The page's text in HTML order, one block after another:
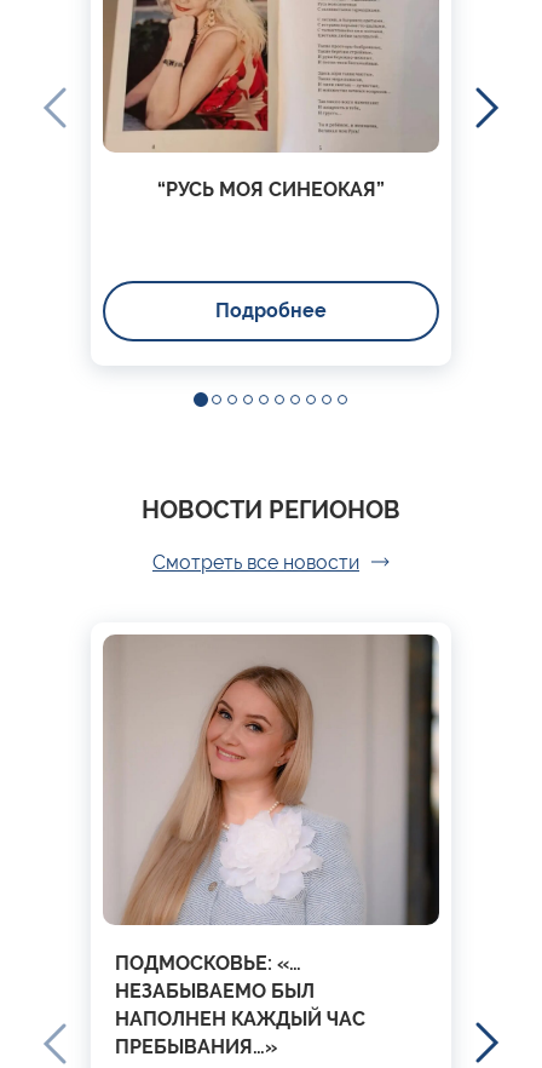
“РУСЬ МОЯ СИНЕОКАЯ”
Подробнее
НОВОСТИ РЕГИОНОВ
Смотреть все новости
ПОДМОСКОВЬЕ: «…
НЕЗАБЫВАЕМО БЫЛ
НАПОЛНЕН КАЖДЫЙ ЧАС
ПРЕБЫВАНИЯ…»